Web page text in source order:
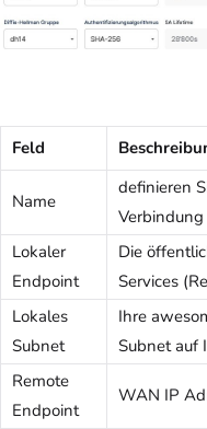
Feld
Name
definieren
Verbindung
Lokaler
Endpoint
Die
Services
Lokales
Subnet
Ihre
Subnet auf
Remote
Endpoint
WAN IP